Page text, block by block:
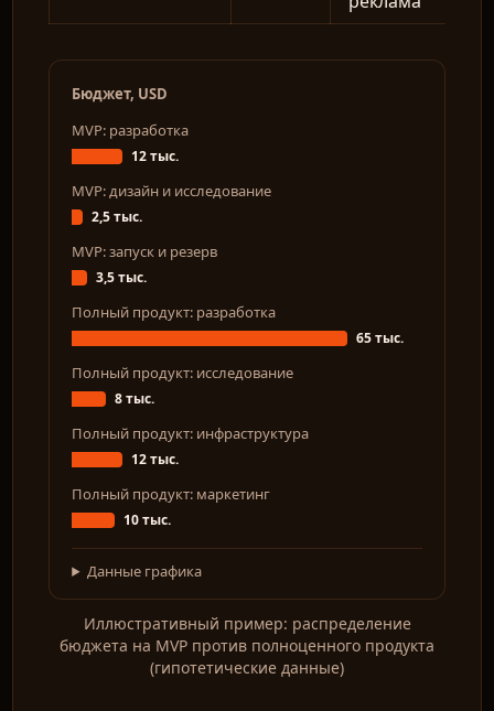
Бюджет, USD
MVP: разработка
12 тыс.
MVP: дизайн и исследование
2,5 тыс.
MVP: запуск и резерв
3,5 тыс.
Полный продукт: разработка
65 тыс.
Полный продукт: исследование
8 тыс.
Полный продукт: инфраструктура
12 тыс.
Полный продукт: маркетинг
10 тыс.
Данные графика
Иллюстративный пример: распределение
бюджета на MVP против полноценного продукта
(гипотетические данные)